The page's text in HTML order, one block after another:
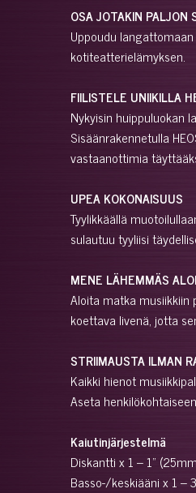
OSA JOTAKIN PALJON
Uppoudu
kotiteatterielämyksen.
FIILISTELE UNIIKILLA
Nykyisin huippuluokan
Sisäänrakennetulla
vastaanottimia
UPEA KOKONAISUUS
Tyylikkäällä
sulautuu tyyliisi
MENE LÄHEMMÄS
Aloita matka musiikkiin
koettava livenä, jotta
STRIIMAUSTA ILMAN
Kaikki hienot
Aseta
Kaiutinjärjestelmä
Diskantti x 1 – 1"
Basso-/keskiääni x 1 –